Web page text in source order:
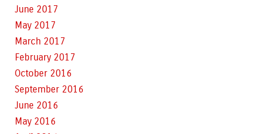
June 2017
May 2017
March 2017
February 2017
October 2016
September 2016
June 2016
May 2016